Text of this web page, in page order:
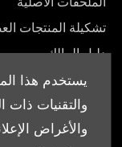
يستخدم هذا
والتقنيات ذات
والأغراض
تشكيلة المنتجات
دليل المالك